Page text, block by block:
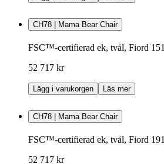
CH78 | Mama Bear Chair
FSC™-certifierad ek, tvål, Fiord 151
52 717 kr
Lägg i varukorgen Läs mer
CH78 | Mama Bear Chair
FSC™-certifierad ek, tvål, Fiord 191
52 717 kr